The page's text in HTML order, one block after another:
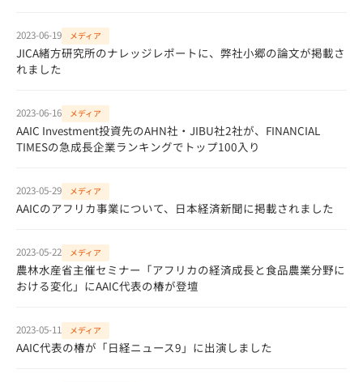
2023-06-19 メディア
JICA緒方研究所のナレッジレポートに、弊社小郷の論文が掲載さ
れました
2023-06-16 メディア
AAIC Investment投資先のAHN社・JIBU社2社が、FINANCIAL
TIMESの急成長企業ランキングでトップ100入り
2023-05-29 メディア
AAICのアフリカ事業について、日本経済新聞に掲載されました
2023-05-22 メディア
農林水産省主催セミナー「アフリカの経済成長と食品農業分野に
おける変化」にAAIC代表の椿が登壇
2023-05-11 メディア
AAIC代表の椿が「日経ニュース9」に出演しました